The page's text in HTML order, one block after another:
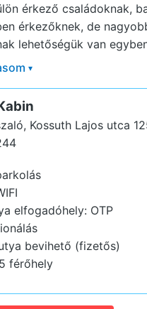
érkező családoknak,
érkezőknek, de
lehetőségük van
▾
Kossuth Lajos utca
elfogadóhely: OTP
bevihető (fizetős)
férőhely